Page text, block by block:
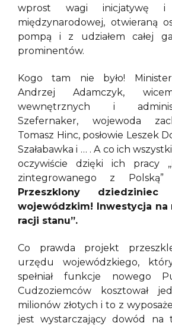
wprost wagi
międzynarodowej, otwieraną
pompą i z udziałem całej
prominentów.
Kogo tam nie było!
Andrzej Adamczyk,
wewnętrznych i
Szefernaker, wojewoda
Tomasz Hinc, posłowie Leszek
Szałabawka i … . A co ich
oczywiście dzięki ich pracy
zintegrowanego z Polską”
Przeszklony
wojewódzkim! Inwestycja na
racji stanu”.
Co prawda projekt
urzędu wojewódzkiego,
spełniał funkcje nowego
Cudzoziemców kosztował
milionów złotych i to z
jest wystarczający dowód na